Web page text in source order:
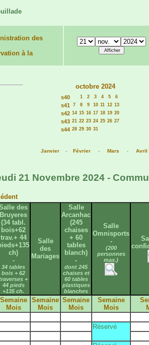
des
à la
octobre 2024
s40 1 2 3 4 5 6
s41 7 8 9 10 11 12 13
s42 14 15 16 17 18 19 20
s43 21 22 23 24 25 26 27
s44 28 29 30 31
Janvier - Février - Mars - Avril
21 Novembre 2024 -
des
Bruyeres
(34 tabl.
bois+62
trav.+ 44
ch)
-
34 tables
bois + 62
+
44 pieds
+135 ch.
Salle
des
Mariages
Salle
Arcanhac
(245
chaises
+ 60
tables
blanch)
-
dont 245
chaises et
60 tables
plastiques
blanches
Salle
Omnisports
-
(200
personnes
max.)
Semaine
Mois
Semaine
Mois
Semaine
Mois
Semaine
Mois
Réservé